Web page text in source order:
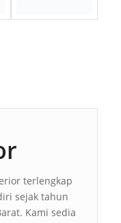
terlengkap
sejak tahun
Kami sedia